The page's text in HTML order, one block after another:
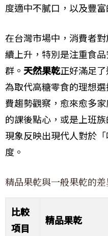
度適中不膩口，以及豐富
在台灣市場中，消費者
續上升，特別是注重食
群。 天然果乾正好滿足
為取代高糖零食的理想
費趨勢觀察，愈來愈多
的課後點心，或是上班
現象反映出現代人對於
度。
精品果乾與一般果乾的
比較
項目
精品果乾